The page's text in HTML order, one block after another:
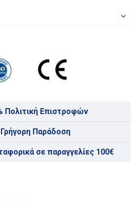
Πολιτική Επιστροφών
Γρήγορη Παράδοση
σε παραγγελίες 100€